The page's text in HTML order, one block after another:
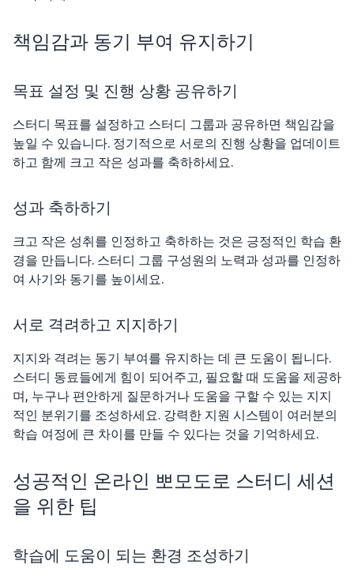
책임감과 동기 부여 유지하기
목표 설정 및 진행 상황 공유하기
스터디 목표를 설정하고 스터디 그룹과 공유하면 책임감을
높일 수 있습니다. 정기적으로 서로의 진행 상황을 업데이트
하고 함께 크고 작은 성과를 축하하세요.
성과 축하하기
크고 작은 성취를 인정하고 축하하는 것은 긍정적인 학습 환
경을 만듭니다. 스터디 그룹 구성원의 노력과 성과를 인정하
여 사기와 동기를 높이세요.
서로 격려하고 지지하기
지지와 격려는 동기 부여를 유지하는 데 큰 도움이 됩니다.
스터디 동료들에게 힘이 되어주고, 필요할 때 도움을 제공하
며, 누구나 편안하게 질문하거나 도움을 구할 수 있는 지지
적인 분위기를 조성하세요. 강력한 지원 시스템이 여러분의
학습 여정에 큰 차이를 만들 수 있다는 것을 기억하세요.
성공적인 온라인 뽀모도로 스터디 세션
을 위한 팁
학습에 도움이 되는 환경 조성하기